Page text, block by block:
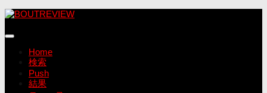
コ
テ
Home
検索
Push
結果